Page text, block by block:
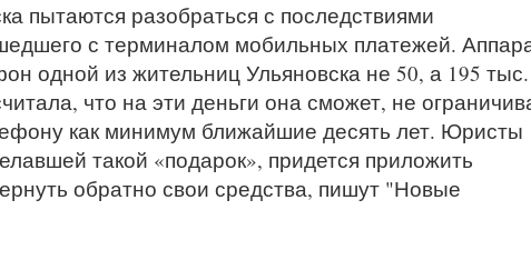
пытаются разобраться с последствиями
с терминалом мобильных платежей.
одной из жительниц Ульяновска не 50, а 195 тыс.
что на эти деньги она сможет, не
как минимум ближайшие десять лет. Юристы
такой «подарок», придется приложить
обратно свои средства, пишут "Новые